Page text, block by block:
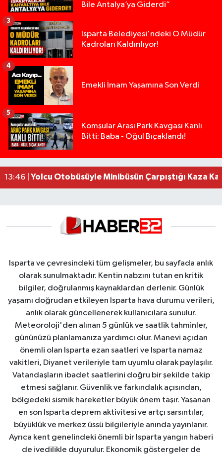
Bile Antalya’ya Giderdi”
Isparta Belediyesi'ndeki O Müdür
Kadroları Kaldırılıyor!
3
Emekli İmam Yaşamına Son Verdi
4
Komşular Arası Park Kavgası Kanlı
Bitti: Baba - Oğul Bıçaklandı!
5
19:36 |Isparta’da Silah Operasyonu: 165 Tabanca Ele
17:18 |Anız Yangını Kazaya Neden Oldu: 13 Araç
17:08 |Alevlere Teslim Olan Gecekondu Kullanılamaz
13:46 | Yolcu Otobüsüyle Minibüsün Çarpıştığı Kaza
Isparta ve çevresindeki tüm gelişmeler, bu sayfada anlık
olarak sunulmaktadır. Kentin nabzını tutan en kritik
bilgiler, doğrulanmış kaynaklardan derlenir. Günlük
yaşamı doğrudan etkileyen Isparta hava durumu verileri,
anlık olarak güncellenerek kullanıcılara sunulur.
Meteoroloji'den alınan 5 günlük ve saatlik tahminler,
gününüzü planlamanıza yardımcı olur. Manevi açıdan
önemli olan Isparta ezan saatleri ve Isparta namaz
vakitleri, Diyanet verileriyle tam uyumlu olarak paylaşılır.
Vatandaşların ibadet saatlerini doğru bir şekilde takip
etmesi sağlanır. Güvenlik ve farkındalık açısından,
bölgedeki sismik hareketler büyük önem taşır. Yaşanan
en son Isparta deprem aktivitesi ve artçı sarsıntılar,
büyüklük ve merkez üssü bilgileriyle anında yayınlanır.
Ayrıca kent genelindeki önemli bir Isparta yangın haberi
de ivedilikle duyurulur. Ekonomik göstergeler de